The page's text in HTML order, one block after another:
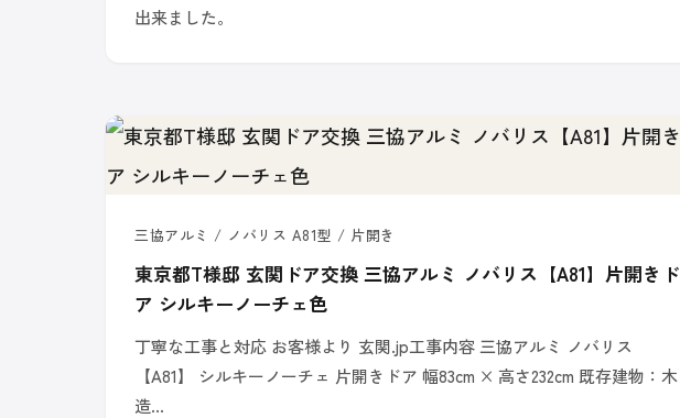
出来ました。
三協アルミ / ノバリス A81型 / 片開き
東京都T様邸 玄関ドア交換 三協アルミ ノバリス【A81】片開きド
ア シルキーノーチェ色
丁寧な工事と対応 お客様より 玄関.jp工事内容 三協アルミ ノバリス
【A81】 シルキーノーチェ 片開きドア 幅83cm × 高さ232cm 既存建物：木
造…